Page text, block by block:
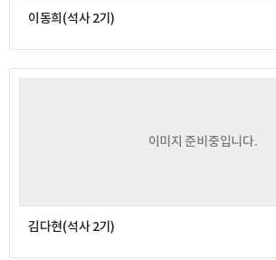
이동희(석사 2기)
이미지 준비중입니다.
김다현(석사 2기)